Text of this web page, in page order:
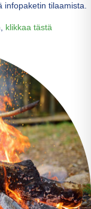
infopaketin tilaamista.
klikkaa tästä